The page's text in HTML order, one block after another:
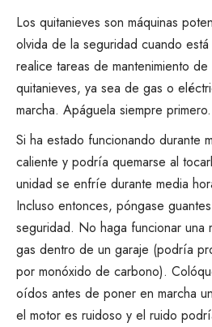
Los quitanieves son máquinas
olvida de la seguridad cuando
realice tareas de mantenimiento
quitanieves, ya sea de gas o
marcha. Apáguela siempre primero.
Si ha estado funcionando durante
caliente y podría quemarse al
unidad se enfríe durante media
Incluso entonces, póngase
seguridad. No haga funcionar una
gas dentro de un garaje (podría
por monóxido de carbono).
oídos antes de poner en marcha
el motor es ruidoso y el ruido